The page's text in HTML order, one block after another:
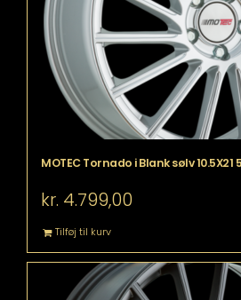
MOTEC Tornado i Blank sølv 10.5X21
kr. 4.799,00
Tilføj til kurv